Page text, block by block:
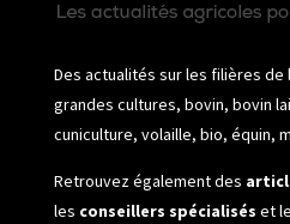
Des actualités sur les filières de
grandes cultures, bovin, bovin
cuniculture, volaille, bio, équin,
Retrouvez également des
les conseillers spécialisés et